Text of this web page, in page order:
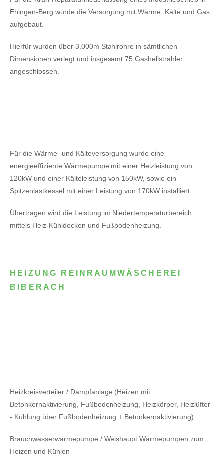
Ehingen-Berg wurde die Versorgung mit Wärme, Kälte und Gas
aufgebaut.
Hierfür wurden über 3.000m Stahlrohre in sämtlichen
Dimensionen verlegt und insgesamt 75 Gashellstrahler
angeschlossen.
Für die Wärme- und Kälteversorgung wurde eine
energieeffiziente Wärmepumpe mit einer Heizleistung von
120kW und einer Kälteleistung von 150kW, sowie ein
Spitzenlastkessel mit einer Leistung von 170kW installiert.
Übertragen wird die Leistung im Niedertemperaturbereich
mittels Heiz-Kühldecken und Fußbodenheizung.
HEIZUNG REINRAUMWÄSCHEREI
BIBERACH
Heizkreisverteiler / Dampfanlage (Heizen mit
Betonkernaktivierung, Fußbodenheizung, Heizkörper, Heizlüfter
- Kühlung über Fußbodenheizung + Betonkernaktivierung)
Brauchwasserwärmepumpe / Weishaupt Wärmepumpen zum
Heizen und Kühlen